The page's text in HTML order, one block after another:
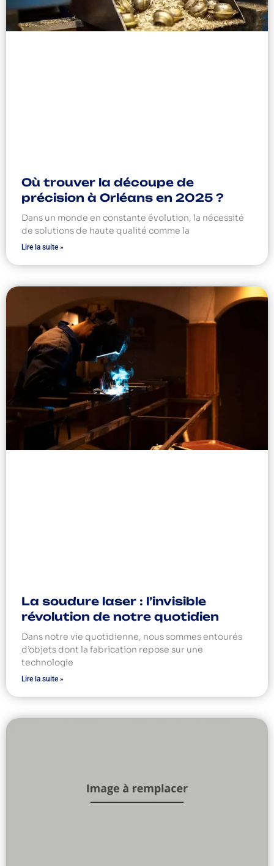
Où trouver la découpe de
précision à Orléans en 2025 ?
Dans un monde en constante évolution, la nécessité
de solutions de haute qualité comme la
Lire la suite »
La soudure laser : l’invisible
révolution de notre quotidien
Dans notre vie quotidienne, nous sommes entourés
d’objets dont la fabrication repose sur une
technologie
Lire la suite »